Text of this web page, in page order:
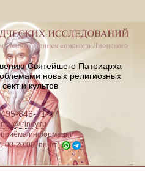
Святейшего Патриарха
новых религиозных
и культов
495-646-71-47
приёма информации
20:00, пн-пт)